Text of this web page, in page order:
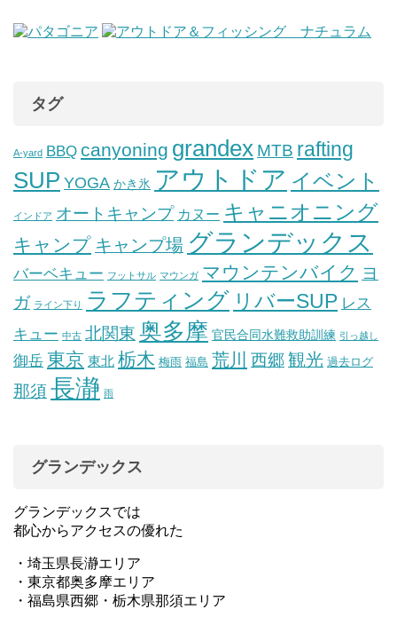
タグ
A-yard BBQ canyoning grandex MTB rafting
SUP YOGA かき氷 アウトドア イベント
インドア オートキャンプ カヌー キャニオニング
キャンプ キャンプ場 グランデックス
バーベキュー フットサル マウンガ マウンテンバイク ヨ
ガ ライン下り ラフティング リバーSUP レス
キュー 中古 北関東 奥多摩 官民合同水難救助訓練 引っ越し
御岳 東京 東北 栃木 梅雨 福島 荒川 西郷観光 過去ログ
那須長瀞 雨
グランデックス
グランデックスでは
都心からアクセスの優れた
・埼玉県長瀞エリア
・東京都奥多摩エリア
・福島県西郷・栃木県那須エリア